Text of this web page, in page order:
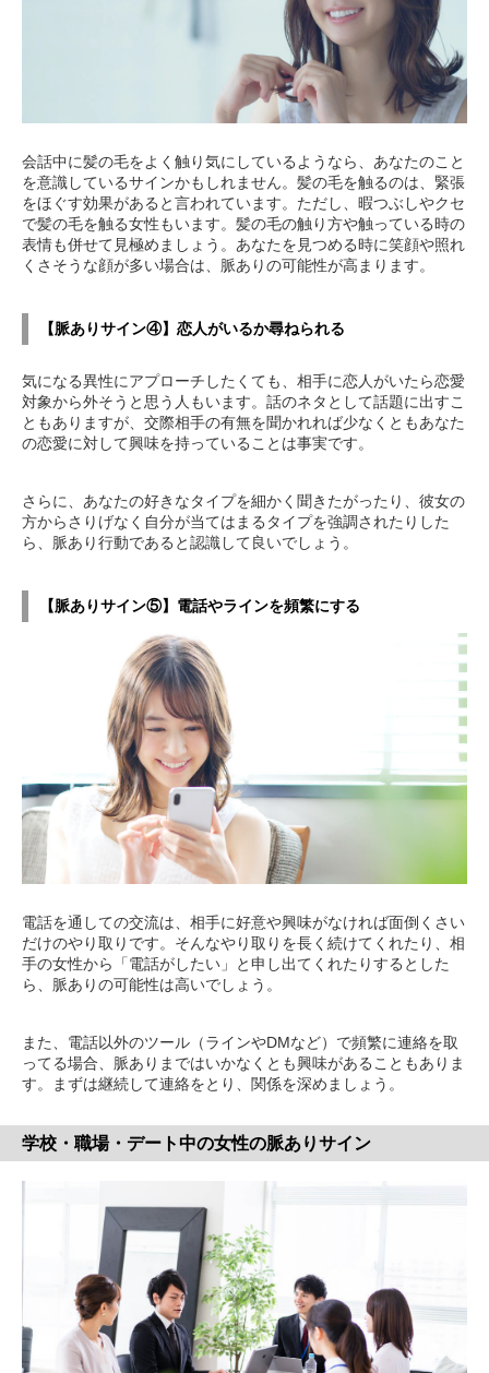
会話中に髪の毛をよく触り気にしているようなら、あなたのこと
を意識しているサインかもしれません。髪の毛を触るのは、緊張
をほぐす効果があると言われています。ただし、暇つぶしやクセ
で髪の毛を触る女性もいます。髪の毛の触り方や触っている時の
表情も併せて見極めましょう。あなたを見つめる時に笑顔や照れ
くさそうな顔が多い場合は、脈ありの可能性が高まります。
【脈ありサイン④】恋人がいるか尋ねられる
気になる異性にアプローチしたくても、相手に恋人がいたら恋愛
対象から外そうと思う人もいます。話のネタとして話題に出すこ
ともありますが、交際相手の有無を聞かれれば少なくともあなた
の恋愛に対して興味を持っていることは事実です。
さらに、あなたの好きなタイプを細かく聞きたがったり、彼女の
方からさりげなく自分が当てはまるタイプを強調されたりした
ら、脈あり行動であると認識して良いでしょう。
【脈ありサイン⑤】電話やラインを頻繁にする
電話を通しての交流は、相手に好意や興味がなければ面倒くさい
だけのやり取りです。そんなやり取りを長く続けてくれたり、相
手の女性から「電話がしたい」と申し出てくれたりするとした
ら、脈ありの可能性は高いでしょう。
また、電話以外のツール（ラインやDMなど）で頻繁に連絡を取
ってる場合、脈ありまではいかなくとも興味があることもありま
す。まずは継続して連絡をとり、関係を深めましょう。
学校・職場・デート中の女性の脈ありサイン